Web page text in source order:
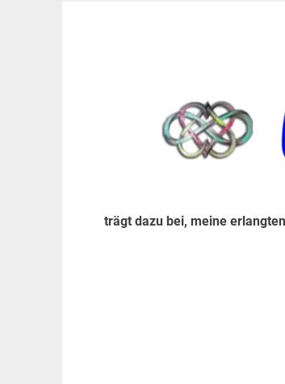
trägt dazu bei, meine